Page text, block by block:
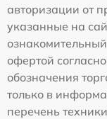
авторизации от
указанные на
офертой
обозначения
только в
перечень